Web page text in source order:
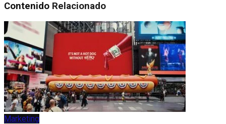
Contenido Relacionado
Marketing